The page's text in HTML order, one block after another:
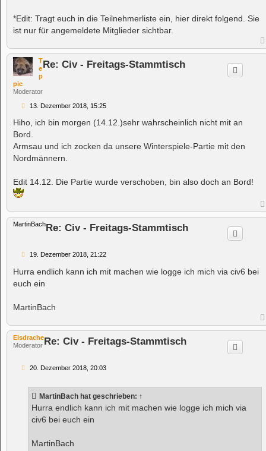
*Edit: Tragt euch in die Teilnehmerliste ein, hier direkt folgend. Sie
ist nur für angemeldete Mitglieder sichtbar.
T
e
p
pic
Moderator
Re: Civ - Freitags-Stammtisch
B
i
r
a
g
13. Dezember 2018, 15:25
Hiho, ich bin morgen (14.12.)sehr wahrscheinlich nicht mit an
Bord.
Armsau und ich zocken da unsere Winterspiele-Partie mit den
Nordmännern.
Edit 14.12. Die Partie wurde verschoben, bin also doch an Bord!
MartinBachRe: Civ - Freitags-Stammtisch
B
i
r
19. Dezember 2018, 21:22
Hurra endlich kann ich mit machen wie logge ich mich via civ6 bei
euch ein
MartinBach
Eisdrache
Moderator Re: Civ - Freitags-Stammtisch
B20. Dezember 2018, 20:03
MartinBach hat geschrieben: ↑
Hurra endlich kann ich mit machen wie logge ich mich via
civ6 bei euch ein
MartinBach